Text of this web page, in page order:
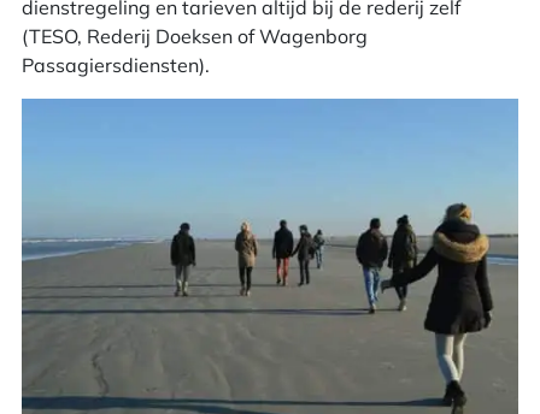
dienstregeling en tarieven altijd bij de rederij zelf
(TESO, Rederij Doeksen of Wagenborg
Passagiersdiensten).